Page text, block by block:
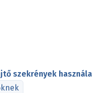
szekrények